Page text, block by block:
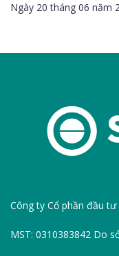
Ngày 20 tháng 06 năm
Công ty Cổ phần đầu tư
MST: 0310383842 Do